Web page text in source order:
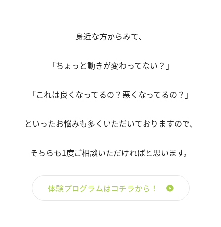
身近な方からみて、
「ちょっと動きが変わってない？」
「これは良くなってるの？悪くなってるの？」
といったお悩みも多くいただいておりますので、
そちらも1度ご相談いただければと思います。
体験プログラムはコチラから！